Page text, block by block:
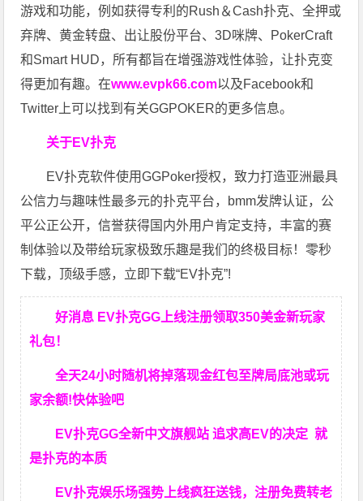
游戏和功能，例如获得专利的Rush＆Cash扑克、全押或
弃牌、黄金转盘、出让股份平台、3D咪牌、PokerCraft
和Smart HUD，所有都旨在增强游戏性体验，让扑克变
得更加有趣。在www.evpk66.com以及Facebook和
Twitter上可以找到有关GGPOKER的更多信息。
关于EV扑克
EV扑克软件使用GGPoker授权，致力打造亚洲最具
公信力与趣味性最多元的扑克平台，bmm发牌认证，公
平公正公开，信誉获得国内外用户肯定支持，丰富的赛
制体验以及带给玩家极致乐趣是我们的终极目标！零秒
下载，顶级手感，立即下载“EV扑克”!
好消息 EV扑克GG上线注册领取350美金新玩家
礼包！
全天24小时随机将掉落现金红包至牌局底池或玩
家余额!快体验吧
EV扑克GG全新中文旗舰站 追求高EV的决定就
是扑克的本质
EV扑克娱乐场强势上线疯狂送钱，注册免费转老